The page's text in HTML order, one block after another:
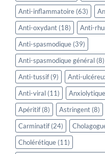
Anti-inflammatoire (63)
Anti-oxydant (18) Anti-
Anti-spasmodique (39)
Anti-spasmodique général (8)
Anti-tussif(9) Anti-
Anti-viral (11) Anxiolytique
Apéritif(8) Astringent (8)
Carminatif(24)
Cholérétique (11)